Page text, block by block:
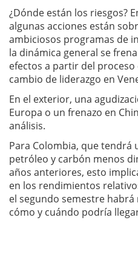
¿Dónde están los riesgos?
algunas acciones están
ambiciosos programas de
la dinámica general se
efectos a partir del proceso
cambio de liderazgo en
En el exterior, una
Europa o un frenazo en
análisis.
Para Colombia, que tendrá
petróleo y carbón menos
años anteriores, esto
en los rendimientos
el segundo semestre
cómo y cuándo podría